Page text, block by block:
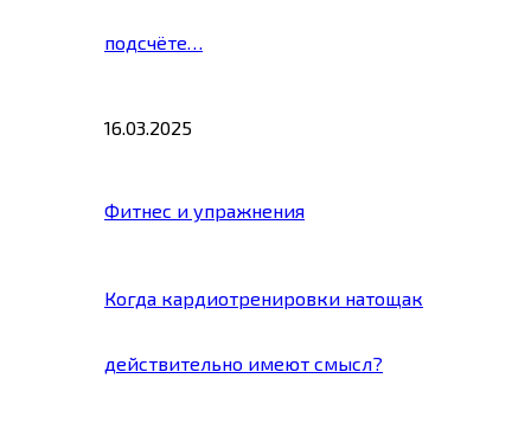
подсчёте…
16.03.2025
Фитнес и упражнения
Когда кардиотренировки натощак
действительно имеют смысл?